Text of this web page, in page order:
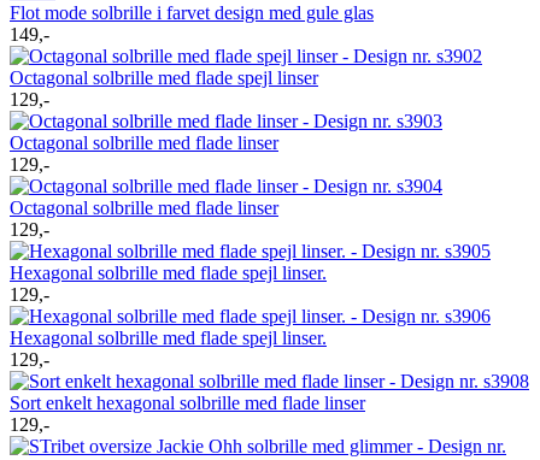
Flot mode solbrille i farvet design med gule glas
149,-
Octagonal solbrille med flade spejl linser
129,-
Octagonal solbrille med flade linser
129,-
Octagonal solbrille med flade linser
129,-
Hexagonal solbrille med flade spejl linser.
129,-
Hexagonal solbrille med flade spejl linser.
129,-
Sort enkelt hexagonal solbrille med flade linser
129,-